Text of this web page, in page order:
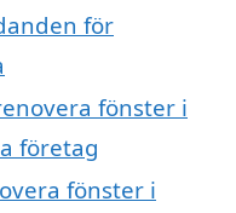
för
fönster i
företag
fönster i